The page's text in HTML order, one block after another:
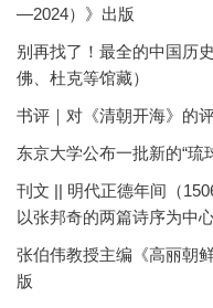
—2024）》出版
别再找了！最全的中国历
佛、杜克等馆藏）
书评｜对《清朝开海》的
东京大学公布一批新的“琉
刊文 || 明代正德年间（
以张邦奇的两篇诗序为中
张伯伟教授主编《高丽朝
版